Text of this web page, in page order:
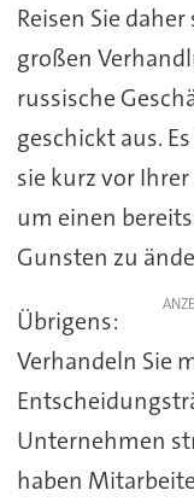
Reisen Sie
großen
russische
geschickt aus.
sie kurz vor
um einen
Gunsten zu
Übrigens:
Verhandeln Sie
Unternehmen
haben